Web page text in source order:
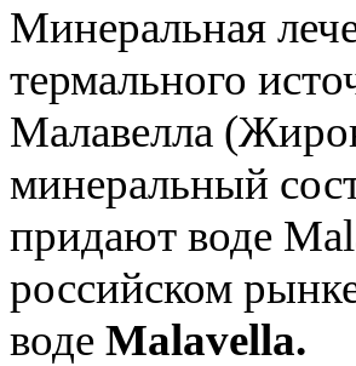
Минеральная
термального
Малавелла
минеральный
придают воде
российском
воде Malavella.